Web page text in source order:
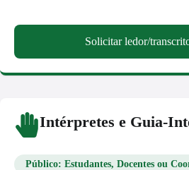
Solicitar ledor/
Intérpretes e Guia-
Público: Estudantes, Docentes ou